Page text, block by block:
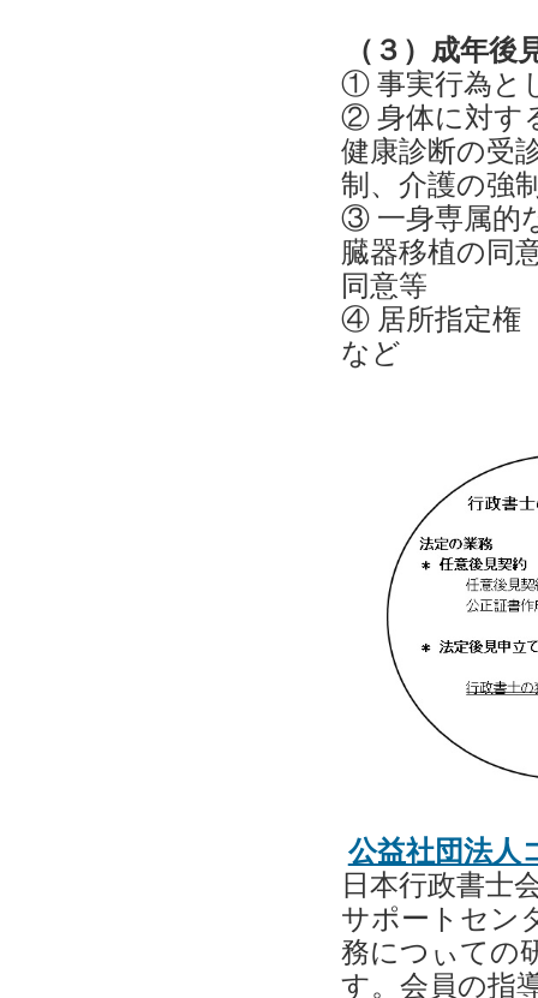
（３）成年
① 事実行為と
② 身体に対す
健康診断の受
制、介護の強
③ 一身専属的
臓器移植の同
同意等
④ 居所指定権
など
公益社団法人
日本行政書士
サポートセン
務につぃての
す。会員の指